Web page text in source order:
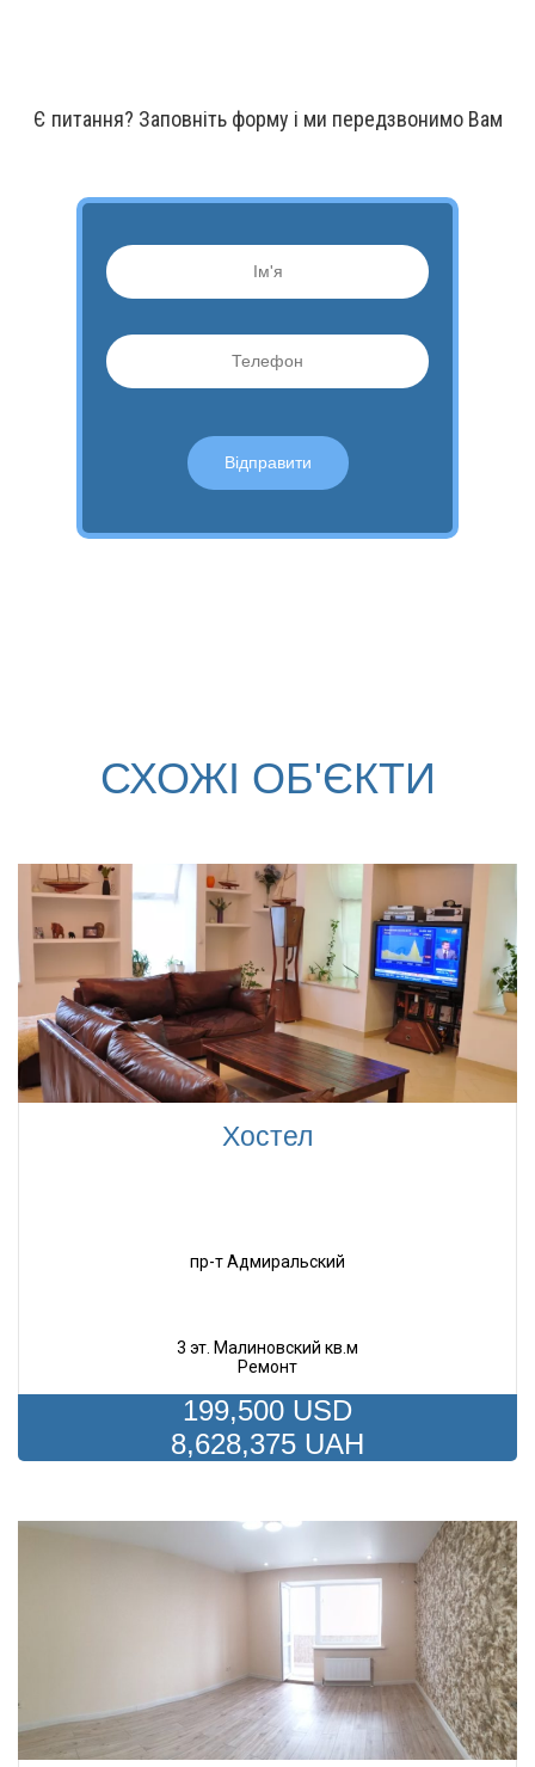
Є питання? Заповніть форму і ми передзвонимо Вам
СХОЖІ ОБ'ЄКТИ
Хостел
пр-т Адмиральский
3 эт. Малиновский кв.м
Ремонт
199,500 USD
8,628,375 UAH